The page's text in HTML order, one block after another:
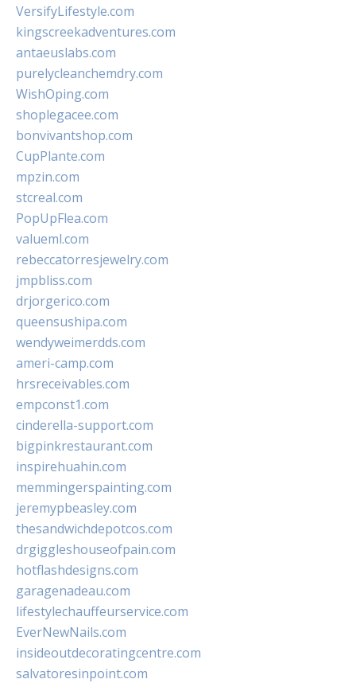
VersifyLifestyle.com
kingscreekadventures.com
antaeuslabs.com
purelycleanchemdry.com
WishOping.com
shoplegacee.com
bonvivantshop.com
CupPlante.com
mpzin.com
stcreal.com
PopUpFlea.com
valueml.com
rebeccatorresjewelry.com
jmpbliss.com
drjorgerico.com
queensushipa.com
wendyweimerdds.com
ameri-camp.com
hrsreceivables.com
empconst1.com
cinderella-support.com
bigpinkrestaurant.com
inspirehuahin.com
memmingerspainting.com
jeremypbeasley.com
thesandwichdepotcos.com
drgiggleshouseofpain.com
hotflashdesigns.com
garagenadeau.com
lifestylechauffeurservice.com
EverNewNails.com
insideoutdecoratingcentre.com
salvatoresinpoint.com